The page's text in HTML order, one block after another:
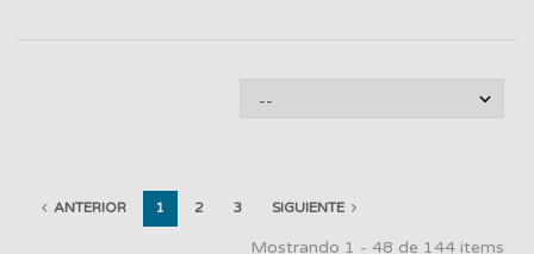
ANTERIOR 1 2 3 SIGUIENTE
Mostrando 1 - 48 de 144 items